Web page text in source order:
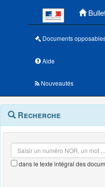
Documents
Aide
Nouveautés
Navigation
outils
Menu
contextuel
Recherche
dans le texte intégral des